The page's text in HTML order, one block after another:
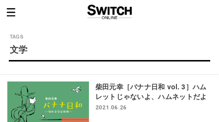
文学
柴田元幸［バナナ日和 vol. 3］ハム
レットじゃないよ、ハムネットだよ
2021.06.26